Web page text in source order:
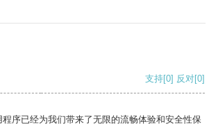
支持[0] 反对[0]
序已经为我们带来了无限的流畅体验和安全性保